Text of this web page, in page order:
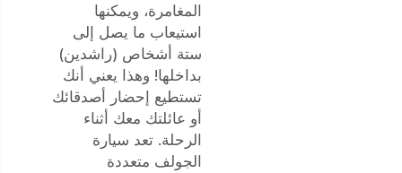
المغامرة، ويمكنها
استيعاب ما يصل إلى
ستة أشخاص (راشدين)
بداخلها! وهذا يعني أنك
تستطيع إحضار أصدقائك
أو عائلتك معك أثناء
الرحلة. تعد سيارة
الجولف متعددة